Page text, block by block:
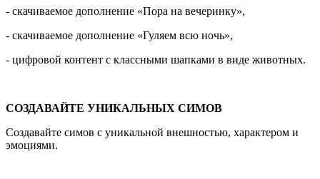
- скачиваемое дополнение «Пора на вечеринку»,
- скачиваемое дополнение «Гуляем всю ночь»,
- цифровой контент с классными шапками в виде животных.
СОЗДАВАЙТЕ УНИКАЛЬНЫХ СИМОВ
Создавайте симов с уникальной внешностью, характером и
эмоциями.